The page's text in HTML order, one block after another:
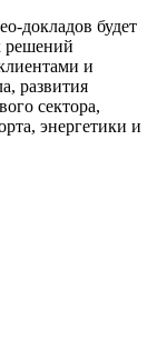
докладов будет
решений
и
развития
сектора,
энергетики и